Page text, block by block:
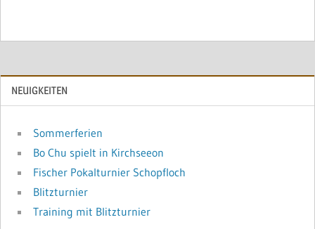
NEUIGKEITEN
Sommerferien
Bo Chu spielt in Kirchseeon
Fischer Pokalturnier Schopfloch
Blitzturnier
Training mit Blitzturnier